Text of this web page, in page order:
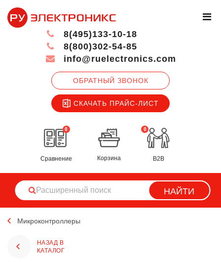
ОБРАТНЫЙ ЗВОНОК
СКАЧАТЬ ПРАЙС-ЛИСТ
8(495)133-10-18
8(800)302-54-85
info@ruelectronics.com
0
Сравнение
0
Корзина B2B
НАЙТИ
Микроконтроллеры
НАЗАД В
КАТАЛОГ